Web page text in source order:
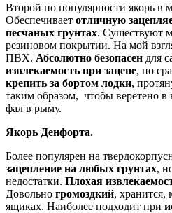
Второй по популярности якорь в
Обеспечивает отличную
песчаных грунтах. Существуют
резиновом покрытии. На мой
ПВХ. Абсолютно безопасен для
извлекаемость при зацепе, по
крепить за бортом лодки,
таким образом, чтобы веретено в
фал в рыму.
Якорь Денфорта.
Более популярен на
зацепление на любых грунтах,
недостатки. Плохая
Довольно громоздкий, хранится,
ящиках. Наиболее подходит при